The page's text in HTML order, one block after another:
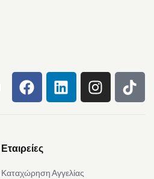
Εταιρείες
Καταχώρηση Αγγελίας